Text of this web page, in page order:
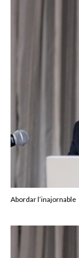
Abordar l’inajornable